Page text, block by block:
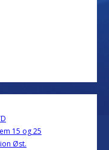
15 og 25
Øst.